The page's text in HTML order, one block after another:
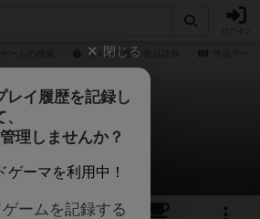
ヨメンの通販/商品詳細
ヨメン
Tomoさんのレビュー
8
閉じる
レイ履歴を記録し
、
理しませんか？
ゲーマを利用中！
ームを記録する